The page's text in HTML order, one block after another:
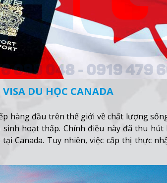
DU HỌC CANADA
hàng đầu trên thế giới về chất lượng
sinh hoạt thấp. Chính điều này đã thu
Canada. Tuy nhiên, việc cấp thị thực